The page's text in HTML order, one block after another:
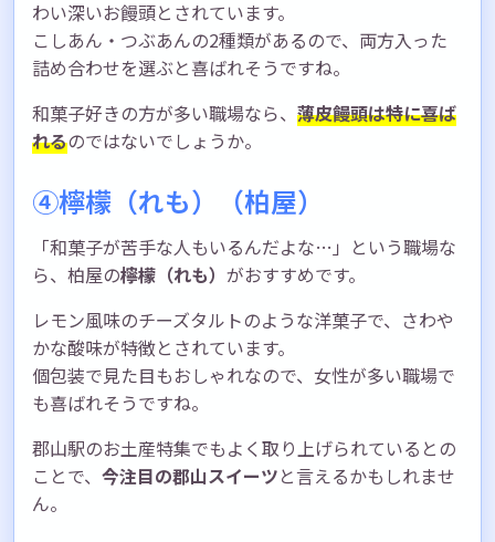
わい深いお饅頭とされています。
こしあん・つぶあんの2種類があるので、両方入った
詰め合わせを選ぶと喜ばれそうですね。
和菓子好きの方が多い職場なら、 薄皮饅頭は特に喜ば
れるのではないでしょうか。
④檸檬（れも）（柏屋）
「和菓子が苦手な人もいるんだよな…」という職場な
ら、柏屋の檸檬（れも） がおすすめです。
レモン風味のチーズタルトのような洋菓子で、さわや
かな酸味が特徴とされています。
個包装で見た目もおしゃれなので、女性が多い職場で
も喜ばれそうですね。
郡山駅のお土産特集でもよく取り上げられているとの
ことで、 今注目の郡山スイーツと言えるかもしれませ
ん。